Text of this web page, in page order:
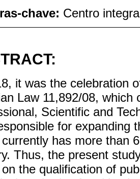
chave: Centro
it was the celebration
Law 11,892/08,
Scientific and
for expanding
has more than
Thus, the present
the qualification of